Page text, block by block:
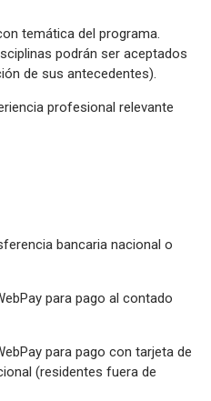
temática del programa.
podrán ser aceptados
de sus antecedentes).
profesional relevante
bancaria nacional o
para pago al contado
para pago con tarjeta de
(residentes fuera de